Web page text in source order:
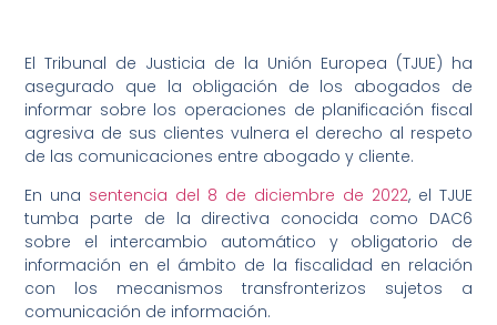
El Tribunal de Justicia de la Unión Europea (TJUE) ha
asegurado que la obligación de los abogados de
informar sobre los operaciones de planificación fiscal
agresiva de sus clientes vulnera el derecho al respeto
de las comunicaciones entre abogado y cliente.
En una sentencia del 8 de diciembre de 2022, el TJUE
tumba parte de la directiva conocida como DAC6
sobre el intercambio automático y obligatorio de
información en el ámbito de la fiscalidad en relación
con los mecanismos transfronterizos sujetos a
comunicación de información.